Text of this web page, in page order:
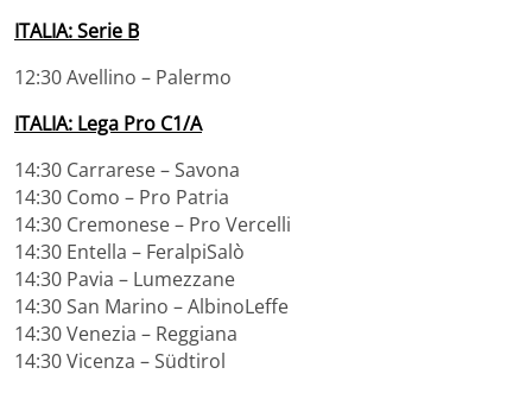
ITALIA: Serie B
12:30 Avellino – Palermo
ITALIA: Lega Pro C1/A
14:30 Carrarese – Savona
14:30 Como – Pro Patria
14:30 Cremonese – Pro Vercelli
14:30 Entella – FeralpiSalò
14:30 Pavia – Lumezzane
14:30 San Marino – AlbinoLeffe
14:30 Venezia – Reggiana
14:30 Vicenza – Südtirol